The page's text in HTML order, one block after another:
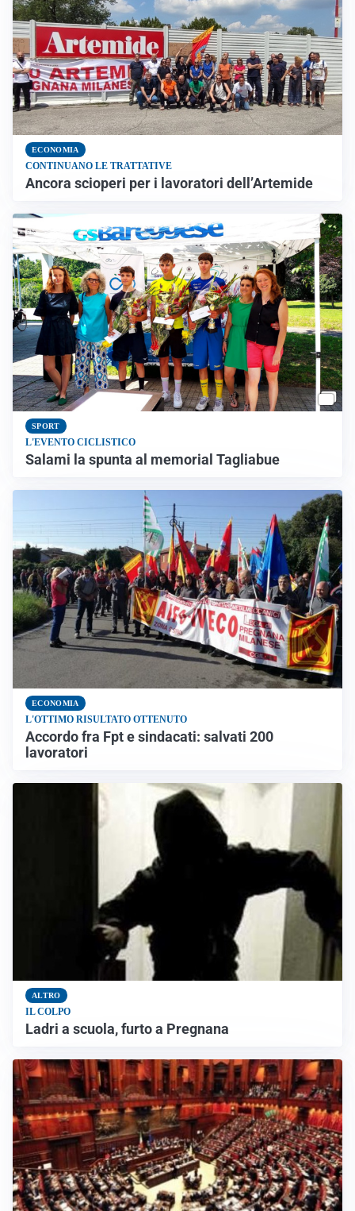
ECONOMIA
CONTINUANO LE TRATTATIVE
Ancora scioperi per i lavoratori dell’Artemide
SPORT
L'EVENTO CICLISTICO
Salami la spunta al memorial Tagliabue
ECONOMIA
L'OTTIMO RISULTATO OTTENUTO
Accordo fra Fpt e sindacati: salvati 200
lavoratori
ALTRO
IL COLPO
Ladri a scuola, furto a Pregnana